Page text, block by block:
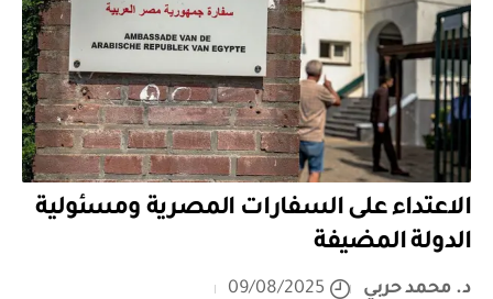
الاعتداء على السفارات المصرية ومسئولية
الدولة المضيفة
د. محمد حربي
09/08/2025